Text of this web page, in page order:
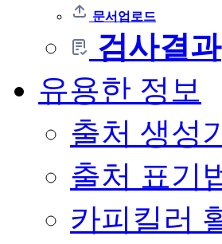
문서업로드
검사결과
유용한 정보
출처 생성
출처 표기
카피킬러